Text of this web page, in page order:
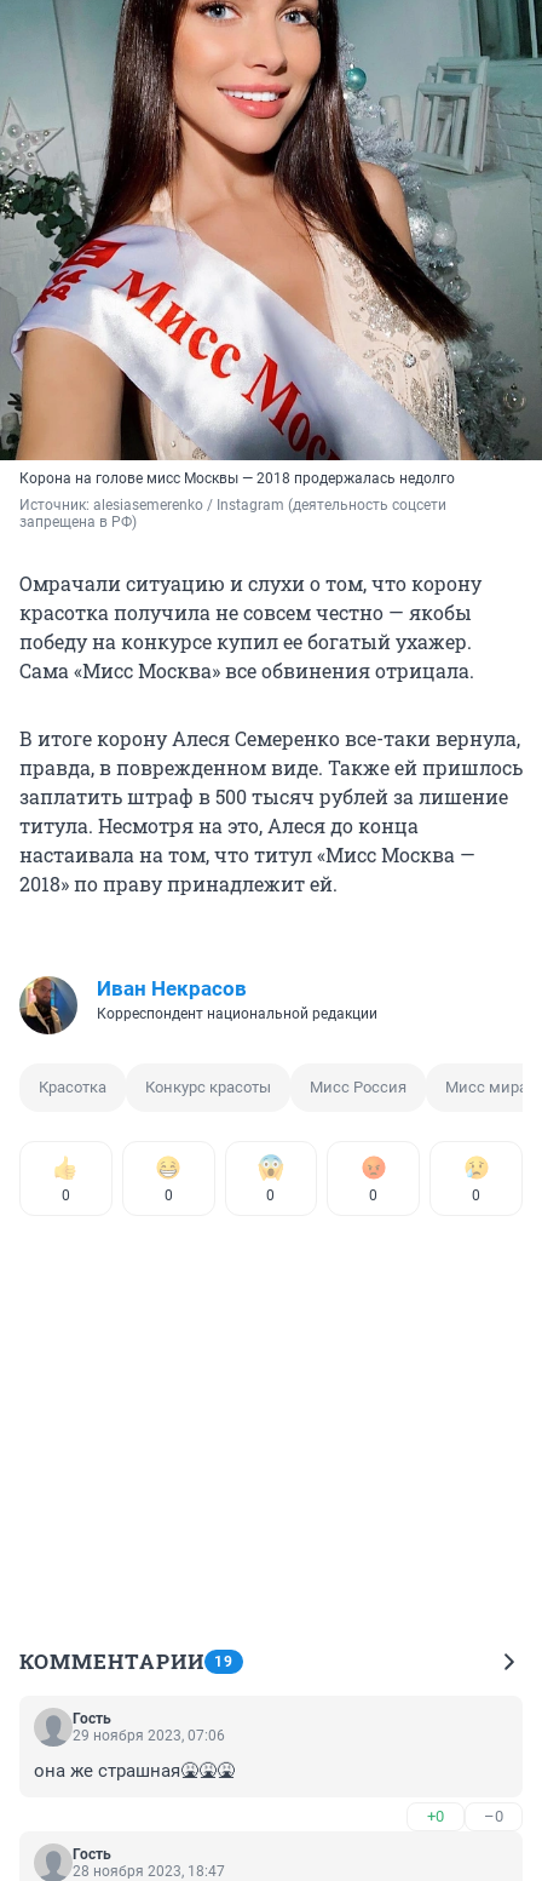
Корона на голове мисс Москвы — 2018 продержалась недолго
Источник: alesiasemerenko / Instagram (деятельность соцсети
запрещена в РФ)
Омрачали ситуацию и слухи о том, что корону
красотка получила не совсем честно — якобы
победу на конкурсе купил ее богатый ухажер.
Сама «Мисс Москва» все обвинения отрицала.
В итоге корону Алеся Семеренко все-таки вернула,
правда, в поврежденном виде. Также ей пришлось
заплатить штраф в 500 тысяч рублей за лишение
титула. Несмотря на это, Алеся до конца
настаивала на том, что титул «Мисс Москва —
2018» по праву принадлежит ей.
Иван Некрасов
Корреспондент национальной редакции
Красотка Конкурс красоты Мисс Россия Мисс мира
0 0 0 0 0
КОММЕНТАРИИ 19
Гость
29 ноября 2023, 07:06
она же страшная🤮🤮🤮
+0 –0
Гость
28 ноября 2023, 18:47